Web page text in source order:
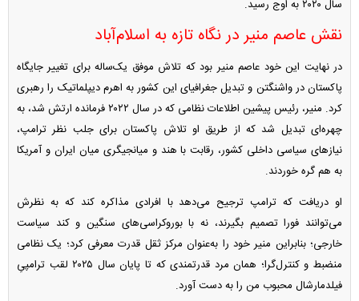
سال ۲۰۲۰ به اوج رسید.
نقش عاصم منیر در نگاه تازه به اسلام‌آباد
در نهایت این خود عاصم منیر بود که تلاش موفق یک‌ساله برای تغییر جایگاه
پاکستان در واشنگتن و تبدیل جغرافیای این کشور به اهرم دیپلماتیک را رهبری
کرد. منیر، رئیس پیشین اطلاعات نظامی که در سال ۲۰۲۲ فرمانده ارتش شد، به
چهره‌ای تبدیل شد که از طریق او تلاش پاکستان برای جلب نظر ترامپ،
نیاز‌های سیاسی داخلی کشور، رقابت با هند و میانجیگری میان ایران و آمریکا
به هم گره خوردند.
او دریافت که ترامپ ترجیح می‌دهد با افرادی مذاکره کند که به نظرش
می‌توانند فورا تصمیم بگیرند، نه با بوروکراسی‌های سنگین و کند سیاست
خارجی؛ بنابراین منیر خود را به‌عنوان مرکز ثقل قدرت معرفی کرد؛ یک نظامی
منضبط و کنترل‌گرا؛ همان مرد قدرتمندی که تا پایان سال ۲۰۲۵ لقب ترامپیِ
فیلدمارشال محبوب من را به دست آورد.